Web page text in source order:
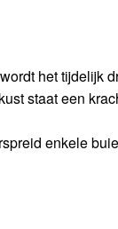
het tijdelijk
staat een
enkele